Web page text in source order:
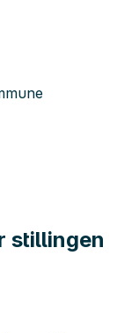
stillingen